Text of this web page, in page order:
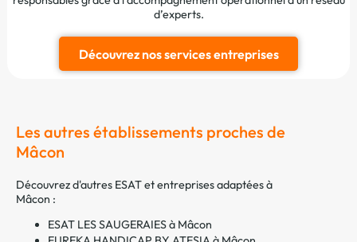
d’experts.
Découvrez nos services entreprises
Les autres établissements proches de
Mâcon
Découvrez d'autres ESAT et entreprises adaptées à
Mâcon :
ESAT LES SAUGERAIES à Mâcon